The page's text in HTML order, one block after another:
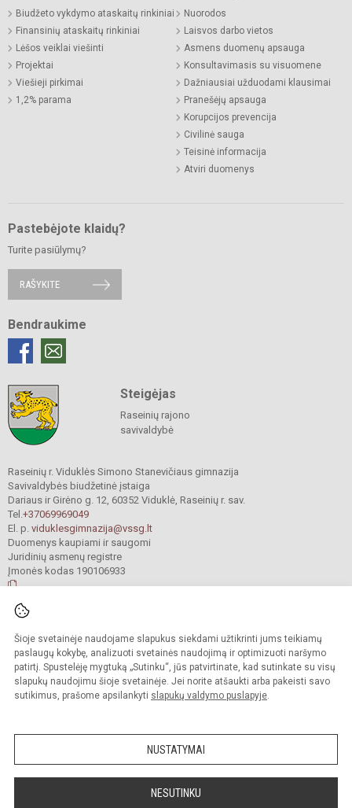
Šioje svetainėje naudojame slapukus siekdami užtikrinti jums teikiamų
paslaugų kokybę, analizuoti svetainės naudojimą ir optimizuoti naršymo
patirtį. Spustelėję mygtuką „Sutinku“, jūs patvirtinate, kad sutinkate su visų
slapukų naudojimu šioje svetainėje. Jei norite atšaukti arba pakeisti savo
sutikimus, prašome apsilankyti slapukų valdymo puslapyje.
NUSTATYMAI
NESUTINKU
Biudžeto vykdymo ataskaitų rinkiniai
Finansinių ataskaitų rinkiniai
Lėšos veiklai viešinti
Projektai
Viešieji pirkimai
1,2% parama
Nuorodos
Laisvos darbo vietos
Asmens duomenų apsauga
Konsultavimasis su visuomene
Dažniausiai užduodami klausimai
Pranešėjų apsauga
Korupcijos prevencija
Civilinė sauga
Teisinė informacija
Atviri duomenys
Pastebėjote klaidų?
Turite pasiūlymų?
RAŠYKITE
Bendraukime
Steigėjas
Raseinių rajono
savivaldybė
Raseinių r. Viduklės Simono Stanevičiaus gimnazija
Savivaldybės biudžetinė įstaiga
Dariaus ir Girėno g. 12, 60352 Viduklė, Raseinių r. sav.
Tel.+37069969049
El. p. viduklesgimnazija@vssg.lt
Duomenys kaupiami ir saugomi
Juridinių asmenų registre
Įmonės kodas 190106933
saugomos.
Kopijuoti turinį be raštiško gimnazijos sutikimo griežtai draudžiama.
Prieinamumo paraiška Slapukų valdymas
Sumanus būdas atnaujinti